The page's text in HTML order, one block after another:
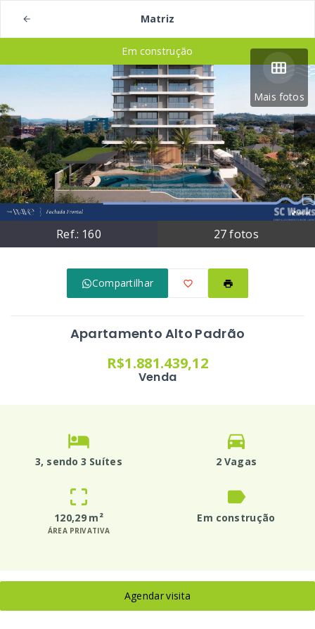
Matriz
Mais fotos
Ref.: 160 27fotos
Em construção
Compartilhar
Apartamento Alto Padrão
R$1.881.439,12
Venda
3, sendo 3 Suítes 2 Vagas
120,29 m²
ÁREA PRIVATIVA
Em construção
Agendar visita